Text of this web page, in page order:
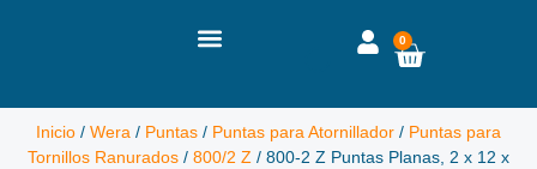
0
Inicio / Wera / Puntas / Puntas para Atornillador / Puntas para
Tornillos Ranurados / 800/2 Z / 800-2 Z Puntas Planas, 2 x 12 x